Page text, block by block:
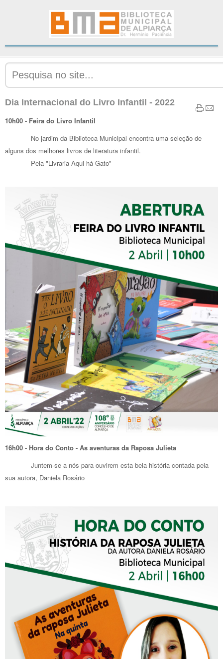
Dia Internacional do Livro Infantil - 2022
10h00 - Feira do Livro Infantil
No jardim da Biblioteca Municipal encontra uma seleção de
alguns dos melhores livros de literatura infantil.
Pela "Livraria Aqui há Gato"
16h00 - Hora do Conto - As aventuras da Raposa Julieta
Juntem-se a nós para ouvirem esta bela história contada pela
sua autora, Daniela Rosário